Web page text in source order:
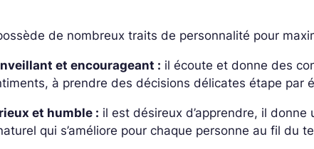
de nombreux traits de personnalité pour
et encourageant : il écoute et donne des
à prendre des décisions délicates étape par
et humble : il est désireux d’apprendre, il
qui s’améliore pour chaque personne au fil du